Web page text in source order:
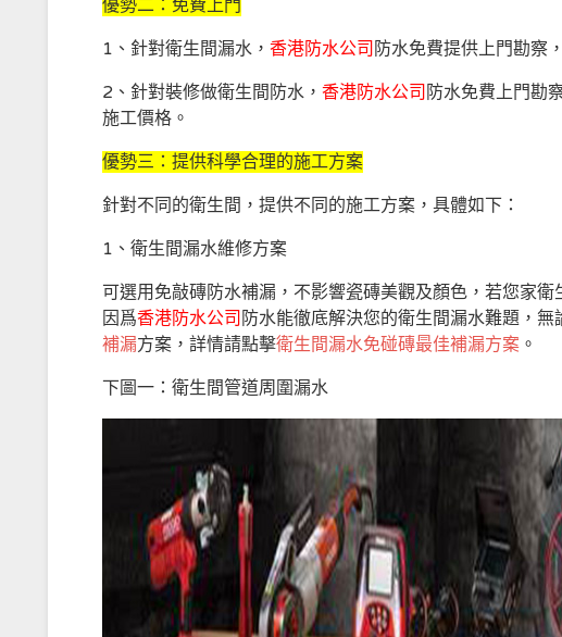
優勢二：免費上門
1、針對衛生間漏水， 香港防水公司 防水免費提供上門勘察
2、針對裝修做衛生間防水， 香港防水公司 防水免費上門勘
施工價格。
優勢三：提供科學合理的施工方案
針對不同的衛生間，提供不同的施工方案，具體如下：
1、衛生間漏水維修方案
可選用免敲磚防水補漏，不影響瓷磚美觀及顏色，若您家
因爲香港防水公司 防水能徹底解決您的衛生間漏水難題，
補漏方案，詳情請點擊衛生間漏水免碰磚最佳補漏方案。
下圖一：衛生間管道周圍漏水